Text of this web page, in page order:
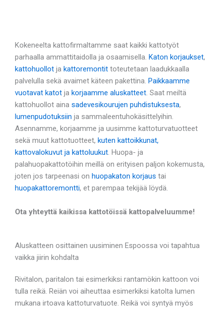
Kokeneelta kattofirmaltamme saat kaikki kattotyöt
parhaalla ammattitaidolla ja osaamisella. Katon korjaukset,
kattohuollot ja kattoremontit toteutetaan laadukkaalla
palvelulla sekä avaimet käteen pakettina. Paikkaamme
vuotavat katot ja korjaamme aluskatteet. Saat meiltä
kattohuollot aina sadevesikourujen puhdistuksesta,
lumenpudotuksiin ja sammaleentuhokäsittelyihin.
Asennamme, korjaamme ja uusimme kattoturvatuotteet
sekä muut kattotuotteet, kuten kattoikkunat,
kattovalokuvut ja kattoluukut. Huopa- ja
palahuopakattotöihin meillä on erityisen paljon kokemusta,
joten jos tarpeenasi on huopakaton korjaus tai
huopakattoremontti, et parempaa tekijää löydä.
Ota yhteyttä kaikissa kattotöissä kattopalveluumme!
Aluskatteen osittainen uusiminen Espoossa voi tapahtua
vaikka jiirin kohdalta
Rivitalon, paritalon tai esimerkiksi rantamökin kattoon voi
tulla reikä. Reiän voi aiheuttaa esimerkiksi katolta lumen
mukana irtoava kattoturvatuote. Reikä voi syntyä myös